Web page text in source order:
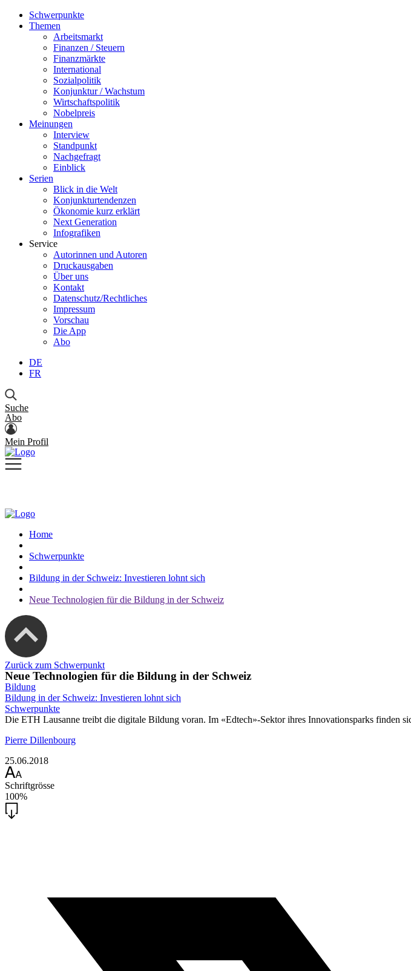
Schwerpunkte
Themen
Arbeitsmarkt
Finanzen / Steuern
Finanzmärkte
International
Sozialpolitik
Konjunktur / Wachstum
Wirtschaftspolitik
Nobelpreis
Meinungen
Interview
Standpunkt
Nachgefragt
Einblick
Serien
Blick in die Welt
Konjunkturtendenzen
Ökonomie kurz erklärt
Next Generation
Infografiken
Service
Autorinnen und Autoren
Druckausgaben
Über uns
Kontakt
Datenschutz/Rechtliches
Impressum
Vorschau
Die App
Abo
DE
FR
Suche
Abo
Mein Profil
Home
Schwerpunkte
Bildung in der Schweiz: Investieren lohnt sich
Neue Technologien für die Bildung in der Schweiz
Zurück zum Schwerpunkt
Neue Technologien für die Bildung in der Schweiz
Bildung
Bildung in der Schweiz: Investieren lohnt sich
Schwerpunkte
Die ETH Lausanne treibt die digitale Bildung voran. Im «Edtech»-Sektor ihres Innovationsparks finden
Pierre Dillenbourg
25.06.2018
Schriftgrösse
100%